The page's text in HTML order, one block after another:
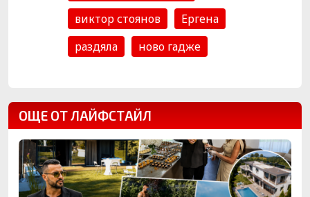
виктор стоянов
Ергена
раздяла
ново гадже
ОЩЕ ОТ ЛАЙФСТАЙЛ